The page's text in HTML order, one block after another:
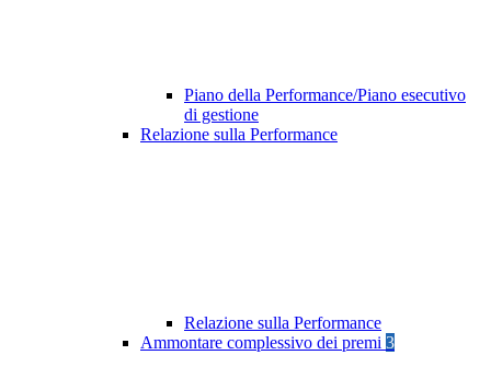
Piano della Performance/Piano esecutivo
di gestione
Relazione sulla Performance
Relazione sulla Performance
Ammontare complessivo dei premi 3